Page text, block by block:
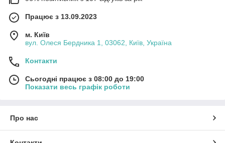
Працює з 13.09.2023
м. Київ
вул. Олеся Бердника 1, 03062, Київ, Україна
Контакти
Сьогодні працює з 08:00 до 19:00
Показати весь графік роботи
Про нас